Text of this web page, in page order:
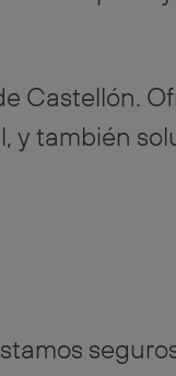
Castellón.
y también